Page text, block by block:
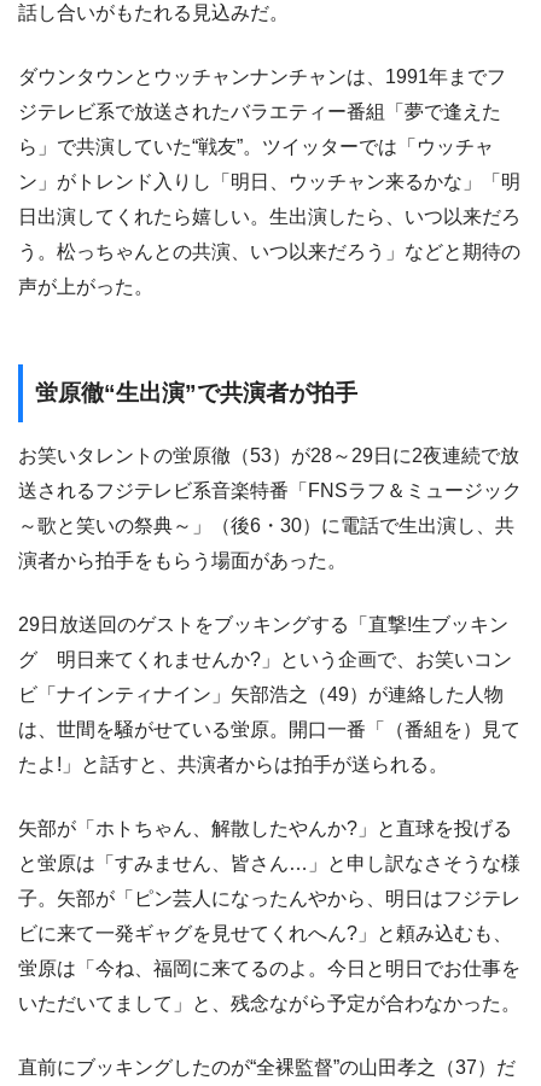
話し合いがもたれる見込みだ。
ダウンタウンとウッチャンナンチャンは、1991年までフ
ジテレビ系で放送されたバラエティー番組「夢で逢えた
ら」で共演していた“戦友”。ツイッターでは「ウッチャ
ン」がトレンド入りし「明日、ウッチャン来るかな」「明
日出演してくれたら嬉しい。生出演したら、いつ以来だろ
う。松っちゃんとの共演、いつ以来だろう」などと期待の
声が上がった。
蛍原徹“生出演”で共演者が拍手
お笑いタレントの蛍原徹（53）が28～29日に2夜連続で放
送されるフジテレビ系音楽特番「FNSラフ＆ミュージック
～歌と笑いの祭典～」（後6・30）に電話で生出演し、共
演者から拍手をもらう場面があった。
29日放送回のゲストをブッキングする「直撃!生ブッキン
グ 明日来てくれませんか?」という企画で、お笑いコン
ビ「ナインティナイン」矢部浩之（49）が連絡した人物
は、世間を騒がせている蛍原。開口一番「（番組を）見て
たよ!」と話すと、共演者からは拍手が送られる。
矢部が「ホトちゃん、解散したやんか?」と直球を投げる
と蛍原は「すみません、皆さん…」と申し訳なさそうな様
子。矢部が「ピン芸人になったんやから、明日はフジテレ
ビに来て一発ギャグを見せてくれへん?」と頼み込むも、
蛍原は「今ね、福岡に来てるのよ。今日と明日でお仕事を
いただいてまして」と、残念ながら予定が合わなかった。
直前にブッキングしたのが“全裸監督”の山田孝之（37）だ